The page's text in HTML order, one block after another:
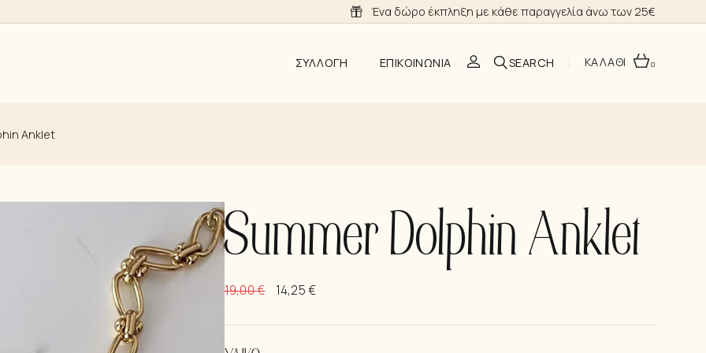
Ένα δώρο έκπληξη με κάθε παραγγελία άνω των 25€
ΣΥΛΛΟΓΉ
ΑΝΑΓΈΝΝΗΣΗ
ΣΚΟΥΛΑΡΊΚΙΑ
ΕΠΙΚΟΙΝΩΝΊΑ ΚΑΛΑΘΙ 0
Anklet
Summer Dolphin Anklet
19,00€ 14,25€